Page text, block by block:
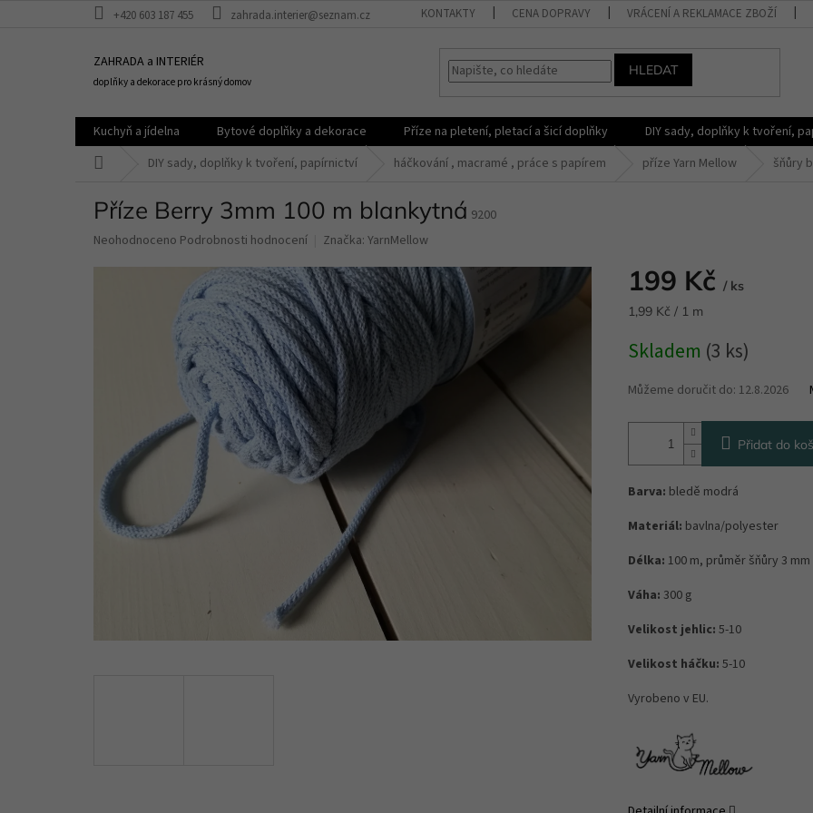
+420 603 187 455 zahrada.interier@seznam.cz KONTAKTY CENA DOPRAVY VRÁCENÍ A REKLAMACE ZBOŽÍ
ZAHRADA a INTERIÉR
doplňky a dekorace pro krásný domov
HLEDAT
Kuchyň a jídelna Bytové doplňky a dekorace Příze na pletení, pletací a šicí doplňky
DIY sady, doplňky k tvoření,
DIY sady, doplňky k tvoření, papírnictví háčkování , macramé , práce s papírem příze Yarn Mellow šňůry
Příze Berry 3mm 100 m blankytná 9200
Průměrné
Neohodnoceno Podrobnosti hodnocení Značka: YarnMellow
199 Kč / ks
Měrná
1,99 Kč / 1 m
Skladem (3 ks)
Můžeme doručit do: 12.8.2026
Přidat do
Barva: bledě modrá
Materiál: bavlna/polyester
Délka: 100 m, průměr šňůry 3 mm
Váha: 300 g
Velikost jehlic: 5-10
Velikost háčku: 5-10
Vyrobeno v EU.